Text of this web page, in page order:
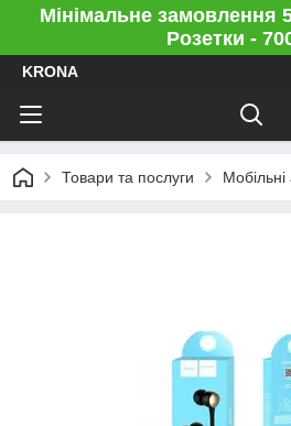
Мінімальне замовлення
Розетки -
KRONA
Товари та послуги